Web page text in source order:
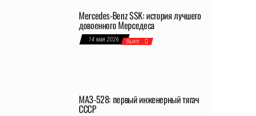
Mercedes-Benz SSK: история лучшего
довоенного Мерседеса
14 мая 2026 Выкл.
МАЗ-528: первый инженерный тягач
СССР